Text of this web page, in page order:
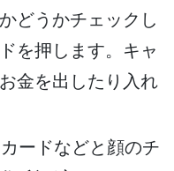
どうかチェックし
を押 します。キャ
金を出 したり 入 れ
ードなどと 顔のチ